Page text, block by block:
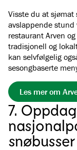
Visste du at sjømat
avslappende
restaurant Arven
tradisjonell og
kan selvfølgelig
sesongbaserte
Les mer om
7.
snøbusser